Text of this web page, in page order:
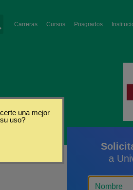
Carreras Cursos Posgrados
a
una mejor
uso?